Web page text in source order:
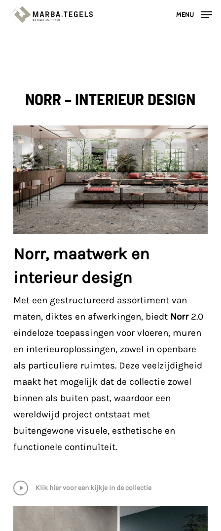
Skip
MENU
NORR – INTERIEUR DESIGN
Norr, maatwerk en
interieur design
Met een gestructureerd assortiment van
maten, diktes en afwerkingen, biedt Norr2.0
eindeloze toepassingen voor vloeren, muren
en interieuroplossingen, zowel in openbare
als particuliere ruimtes. Deze veelzijdigheid
maakt het mogelijk dat de collectie zowel
binnen als buiten past, waardoor een
wereldwijd project ontstaat met
buitengewone visuele, esthetische en
functionele continuïteit.
Play
Klik hier voor een kijkje in de collectie